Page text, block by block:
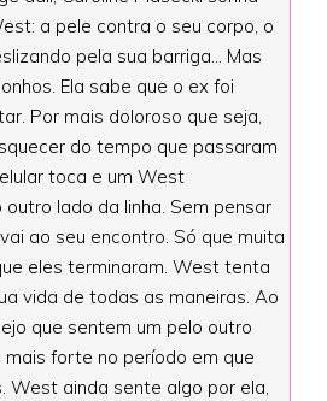
a pele contra o seu corpo, o
pela sua barriga... Mas
Ela sabe que o ex foi
Por mais doloroso que seja,
do tempo que passaram
toca e um West
lado da linha. Sem pensar
ao seu encontro. Só que muita
eles terminaram. West tenta
vida de todas as maneiras. Ao
que sentem um pelo outro
forte no período em que
West ainda sente algo por ela,